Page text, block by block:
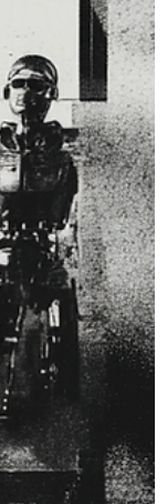
wird durch